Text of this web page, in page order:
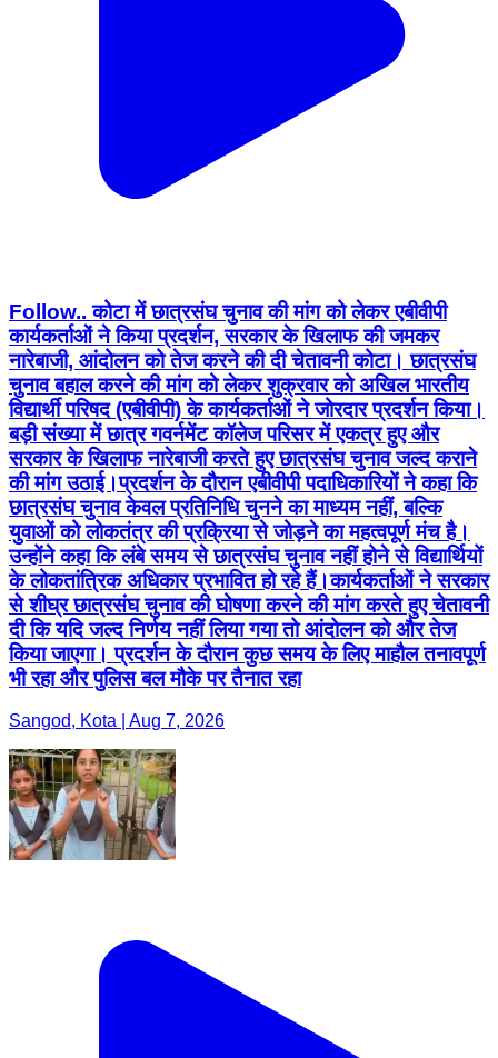
Follow.. कोटा में छात्रसंघ चुनाव की मांग को लेकर एबीवीपी
कार्यकर्ताओं ने किया प्रदर्शन, सरकार के खिलाफ की जमकर
नारेबाजी, आंदोलन को तेज करने की दी चेतावनी कोटा। छात्रसंघ
चुनाव बहाल करने की मांग को लेकर शुक्रवार को अखिल भारतीय
विद्यार्थी परिषद (एबीवीपी) के कार्यकर्ताओं ने जोरदार प्रदर्शन किया।
बड़ी संख्या में छात्र गवर्नमेंट कॉलेज परिसर में एकत्र हुए और
सरकार के खिलाफ नारेबाजी करते हुए छात्रसंघ चुनाव जल्द कराने
की मांग उठाई।प्रदर्शन के दौरान एबीवीपी पदाधिकारियों ने कहा कि
छात्रसंघ चुनाव केवल प्रतिनिधि चुनने का माध्यम नहीं, बल्कि
युवाओं को लोकतंत्र की प्रक्रिया से जोड़ने का महत्वपूर्ण मंच है।
उन्होंने कहा कि लंबे समय से छात्रसंघ चुनाव नहीं होने से विद्यार्थियों
के लोकतांत्रिक अधिकार प्रभावित हो रहे हैं।कार्यकर्ताओं ने सरकार
से शीघ्र छात्रसंघ चुनाव की घोषणा करने की मांग करते हुए चेतावनी
दी कि यदि जल्द निर्णय नहीं लिया गया तो आंदोलन को और तेज
किया जाएगा। प्रदर्शन के दौरान कुछ समय के लिए माहौल तनावपूर्ण
भी रहा और पुलिस बल मौके पर तैनात रहा
Sangod, Kota | Aug 7, 2026